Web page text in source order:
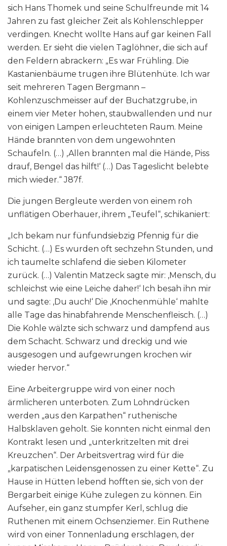
sich Hans Thomek und seine Schulfreunde mit 14
Jahren zu fast gleicher Zeit als Kohlenschlepper
verdingen. Knecht wollte Hans auf gar keinen Fall
werden. Er sieht die vielen Taglöhner, die sich auf
den Feldern abrackern: „Es war Frühling. Die
Kastanienbäume trugen ihre Blütenhüte. Ich war
seit mehreren Tagen Bergmann –
Kohlenzuschmeisser auf der Buchatzgrube, in
einem vier Meter hohen, staubwallenden und nur
von einigen Lampen erleuchteten Raum. Meine
Hände brannten von dem ungewohnten
Schaufeln. (…) ‚Allen brannten mal die Hände, Piss
drauf, Bengel das hilft!‘ (…) Das Tageslicht belebte
mich wieder.“ J87f.
Die jungen Bergleute werden von einem roh
unflätigen Oberhauer, ihrem „Teufel“, schikaniert:
„Ich bekam nur fünfundsiebzig Pfennig für die
Schicht. (…) Es wurden oft sechzehn Stunden, und
ich taumelte schlafend die sieben Kilometer
zurück. (…) Valentin Matzeck sagte mir: ‚Mensch, du
schleichst wie eine Leiche daher!‘ Ich besah ihn mir
und sagte: ‚Du auch!‘ Die ‚Knochenmühle‘ mahlte
alle Tage das hinabfahrende Menschenfleisch. (…)
Die Kohle wälzte sich schwarz und dampfend aus
dem Schacht. Schwarz und dreckig und wie
ausgesogen und aufgewrungen krochen wir
wieder hervor.“
Eine Arbeitergruppe wird von einer noch
ärmlicheren unterboten. Zum Lohndrücken
werden „aus den Karpathen“ ruthenische
Halbsklaven geholt. Sie konnten nicht einmal den
Kontrakt lesen und „unterkritzelten mit drei
Kreuzchen“. Der Arbeitsvertrag wird für die
„karpatischen Leidensgenossen zu einer Kette“. Zu
Hause in Hütten lebend hofften sie, sich von der
Bergarbeit einige Kühe zulegen zu können. Ein
Aufseher, ein ganz stumpfer Kerl, schlug die
Ruthenen mit einem Ochsenziemer. Ein Ruthene
wird von einer Tonnenladung erschlagen, der